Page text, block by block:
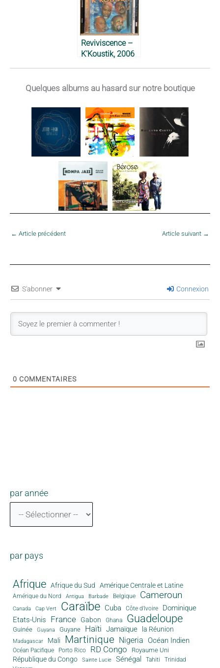
Reviviscence –
K’Koustik, 2006
Quelques albums au hasard sur notre boutique
← Article précédent Article suivant →
S'abonner Connexion
0 COMMENTAIRES
par année
par pays
Afrique Afrique du Sud Amérique Centrale et Latine
Amérique du Nord Antigua Barbade Belgique Cameroun
Canada Cap Vert Caraïbe Cuba Côte d'Ivoire
Dominique
Etats-Unis
France Gabon Ghana Guadeloupe
Guinée Guyana Guyane Haïti Jamaïque la Réunion
Madagascar Mali Martinique Nigeria Océan Indien
Océan Pacifique Porto Rico RD Congo Royaume Uni
République du Congo Sainte Lucie Sénégal Tahiti Trinidad